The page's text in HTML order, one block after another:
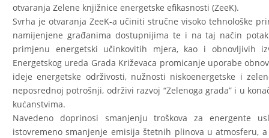
otvaranja Zelene knjižnice energetske efikasnosti (ZeeK).
Svrha je otvaranja ZeeK-a učiniti stručne visoko tehnološke
namijenjene građanima dostupnijima te i na taj način
primjenu energetski učinkovitih mjera, kao i obnovljivih
Energetskog ureda Grada Križevaca promicanje uporabe
ideje energetske održivosti, nužnosti niskoenergetske i
neposrednoj potrošnji, održivi razvoj “Zelenoga grada” i u
kućanstvima.
Navedeno doprinosi smanjenju troškova za energente
istovremeno smanjenje emisija štetnih plinova u atmosferu,